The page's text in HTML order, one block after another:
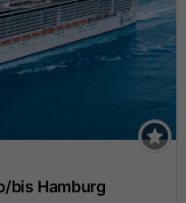
bis Hamburg